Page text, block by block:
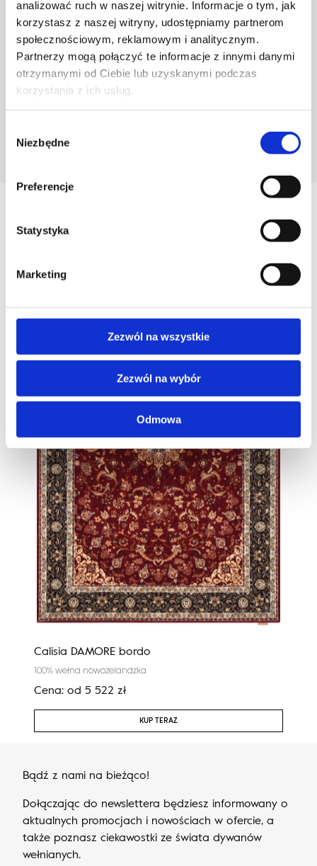
analizować ruch w naszej witrynie. Informacje o tym, jak
korzystasz z naszej witryny, udostępniamy partnerom
społecznościowym, reklamowym i analitycznym.
Partnerzy mogą połączyć te informacje z innymi danymi
otrzymanymi od Ciebie lub uzyskanymi podczas
korzystania z ich usług.
zgody
Niezbędne
Preferencje
Statystyka
Marketing
Zezwól na wszystkie
Zezwól na wybór
Odmowa
POZNAJ PROJEKTANTA
Podobne produkty
Calisia DAMORE bordo
100% wełna nowozelandzka
Cena: od 5 522 zł
KUP TERAZ
Bądź z nami na bieżąco!
Dołączając do newslettera będziesz informowany o
aktualnych promocjach i nowościach w ofercie, a
także poznasz ciekawostki ze świata dywanów
wełnianych.